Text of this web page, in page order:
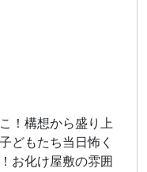
！構想から盛り上
どもたち当日怖く
お化け屋敷の雰囲